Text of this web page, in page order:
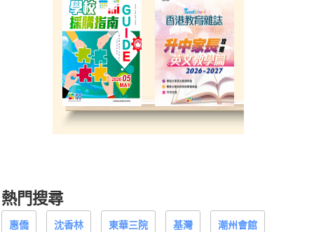
熱門搜尋
惠僑 沈香林 東華三院 基灣 潮州會館